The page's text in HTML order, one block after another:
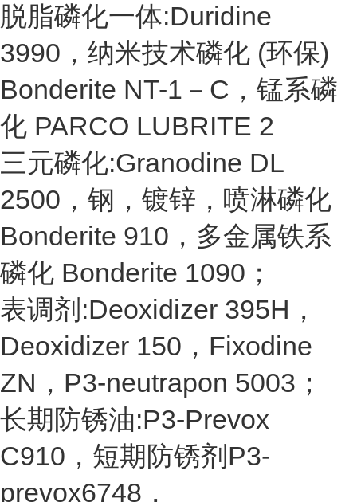
脱脂磷化一体:Duridine
3990，纳米技术磷化 (环保)
Bonderite NT-1－C，锰系磷
化 PARCO LUBRITE 2
三元磷化:Granodine DL
2500，钢，镀锌，喷淋磷化
Bonderite 910，多金属铁系
磷化 Bonderite 1090；
表调剂:Deoxidizer 395H，
Deoxidizer 150，Fixodine
ZN，P3-neutrapon 5003；
长期防锈油:P3-Prevox
C910，短期防锈剂P3-
prevox6748，